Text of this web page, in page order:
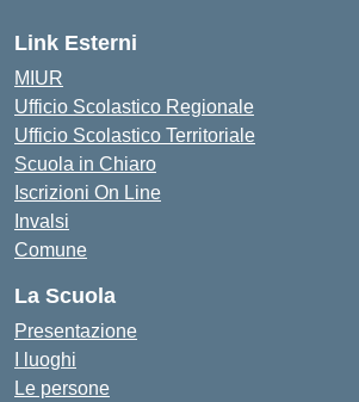
Link Esterni
MIUR
Ufficio Scolastico Regionale
Ufficio Scolastico Territoriale
Scuola in Chiaro
Iscrizioni On Line
Invalsi
Comune
La Scuola
Presentazione
I luoghi
Le persone